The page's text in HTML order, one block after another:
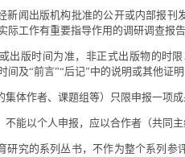
新闻出版机构批准的公开或内部报
际工作有重要指导作用的调研调查报
出版时间为准，非正式出版物的时
间及“前言”“后记”中的说明或其他证
集体作者、课题组等）只限申报一项
不能以个人申报，应以合作者（共同
研究的系列丛书，不作为整个系列